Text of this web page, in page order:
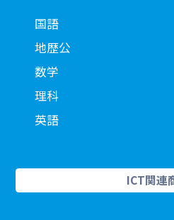
国語
地歴公
数学
理科
英語
ICT関連